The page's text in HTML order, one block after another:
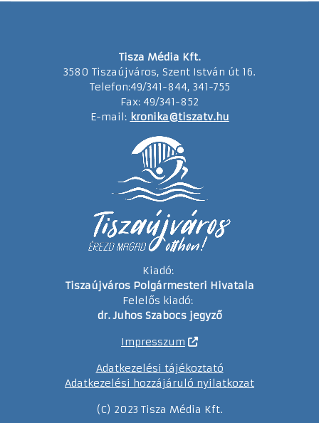
Tisza Média Kft.
3580 Tiszaújváros, Szent István út 16.
Telefon:49/341-844, 341-755
Fax: 49/341-852
E-mail: kronika@tiszatv.hu
Kiadó:
Tiszaújváros Polgármesteri Hivatala
Felelős kiadó:
dr. Juhos Szabocs jegyző
Impresszum
Adatkezelési tájékoztató
Adatkezelési hozzájáruló nyilatkozat
(C) 2023 Tisza Média Kft.